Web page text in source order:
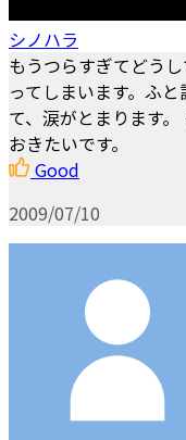
シノハラ
もうつらすぎてどう
ってしまいます。ふ
て、涙がとまります
おきたいです。
Good
2009/07/10